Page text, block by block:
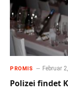
PROMIS Februar
Polizei findet